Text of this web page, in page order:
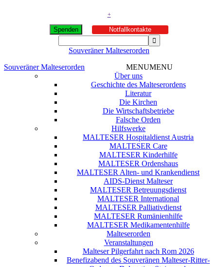
+
Spenden Notfallkontakte
Souveräner Malteserorden
Souveräner Malteserorden
MENUMENU
Über uns
Geschichte des Malteserordens
Literatur
Die Kirchen
Die Wirtschaftsbetriebe
Falsche Orden
Hilfswerke
MALTESER Hospitaldienst Austria
MALTESER Care
MALTESER Kinderhilfe
MALTESER Ordenshaus
MALTESER Alten- und Krankendienst
AIDS-Dienst Malteser
MALTESER Betreuungsdienst
MALTESER International
MALTESER Palliativdienst
MALTESER Rumänienhilfe
MALTESER Medikamentenhilfe
Malteserorden
Veranstaltungen
Malteser Pilgerfahrt nach Rom 2026
Benefizabend des Souveränen Malteser-Ritter-